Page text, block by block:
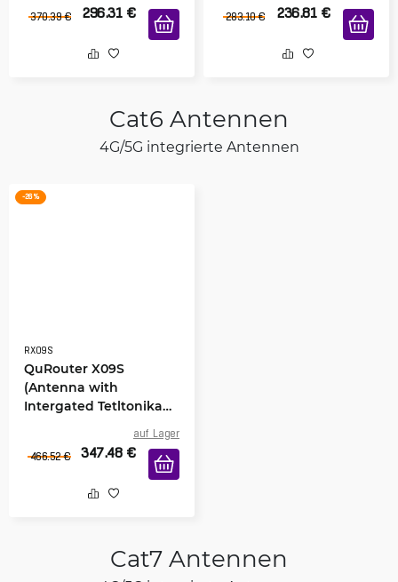
370.39 € 296.31 €
283.10 € 236.81 €
Cat6 Antennen
4G/5G integrierte Antennen
-26 %
RX09S
QuRouter X09S
(Antenna with
Intergated Tetltonika
auf Lager
466.52 € 347.48 €
Cat7 Antennen